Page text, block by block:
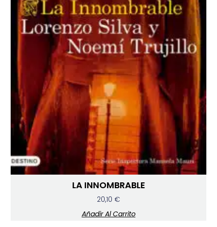
LA INNOMBRABLE
20,10 €
Añadir Al Carrito